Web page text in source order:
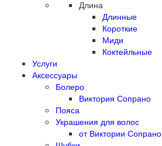
Длина
Длинные
Короткие
Миди
Коктейльные
Услуги
Аксессуары
Болеро
Виктория Сопрано
Пояса
Украшения для волос
от Виктории Сопрано